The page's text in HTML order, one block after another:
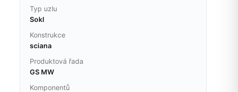
Typ uzlu
Sokl
Konstrukce
sciana
Produktová řada
GS MW
Komponentů